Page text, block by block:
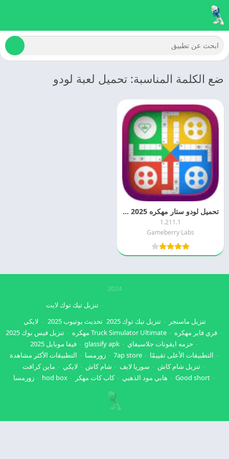
ضع الكلمة المناسبة: تحميل لعبة لودو
تحميل لودو ستار مهكره 2025 Ludo Star اخر اصدار مجانا
1.211.1
Gameberry Labs
2024
تنزيل ماسنجر تنزيل تيك توك 2025
تنزيل تيك توك لايت
تحديث يوتيوب 2025
لايكي
فري فاير مهكره
Truck Simulator Ultimate مهكره
تنزيل فيس بوك 2025
حزمه ايقونات جلاسيفاي
glassify apk
فيفا موبايل 2025
التطبيقات الأعلى تقييمًا
7ap store زورمسا
التطبيقات الأكثر مشاهدة
تنزيل شام كاش
سوريا لايف شام كاش لايكي
ماين كرافت
Good short
هابي مود الذهبي كاب كات مهكر hod box زورمسا